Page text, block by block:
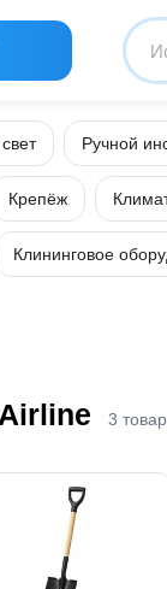
Ручной
Крепёж
Клининговое
3